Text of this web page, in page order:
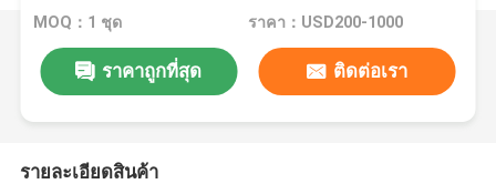
MOQ：1 ชุด ราคา：USD200-1000
ราคาถูกที่สุด ติดต่อเรา
รายละเอียดสินค้า